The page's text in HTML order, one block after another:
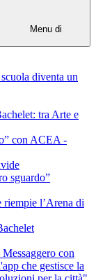
Menu di
diventa un
tra Arte e
con ACEA -
sguardo”
l’Arena di
con
che gestisce la